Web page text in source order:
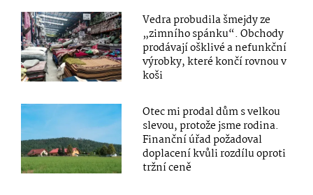
Vedra probudila šmejdy ze
„zimního spánku“. Obchody
prodávají ošklivé a nefunkční
výrobky, které končí rovnou v
koši
Otec mi prodal dům s velkou
slevou, protože jsme rodina.
Finanční úřad požadoval
doplacení kvůli rozdílu oproti
tržní ceně